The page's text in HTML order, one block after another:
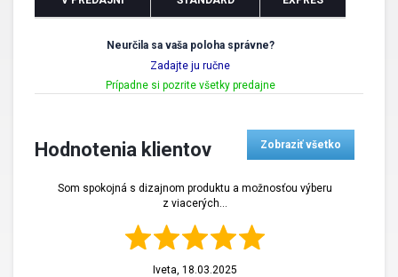
Neurčila sa vaša poloha správne?
Zadajte ju ručne
Prípadne si pozrite všetky predajne
Hodnotenia klientov Zobraziť všetko
Som spokojná s dizajnom produktu a možnosťou výberu
z viacerých...
Iveta, 18.03.2025